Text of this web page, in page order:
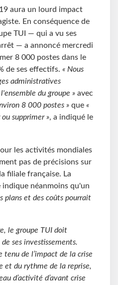
aura un lourd impact
En conséquence de
TUI — qui a vu ses
— a annoncé mercredi
8 000 postes dans le
de ses effectifs. « Nous
administratives
du groupe » avec
8 000 postes » que «
supprimer », a indiqué le
les activités mondiales
pas de précisions sur
filiale française. La
néanmoins qu'un
plans et des coûts pourrait
le groupe TUI doit
ses investissements.
tenu de l’impact de la crise
et du rythme de la reprise,
d’activité d’avant crise